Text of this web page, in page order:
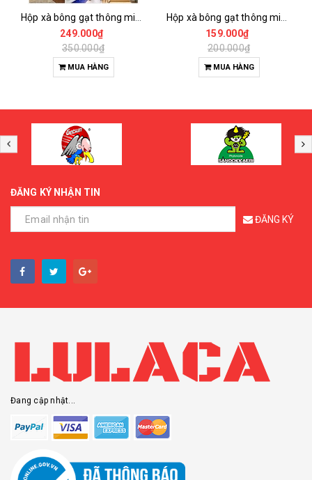
249.000₫
350.000₫
MUA HÀNG
159.000₫
200.000₫
MUA HÀNG
ĐĂNG KÝ NHẬN TIN
ĐĂNG KÝ
Đang cập nhật...